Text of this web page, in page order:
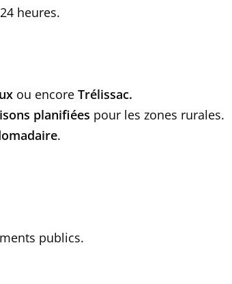
heures.
ou encore Trélissac.
planifiées pour les zones rurales.
.
publics.